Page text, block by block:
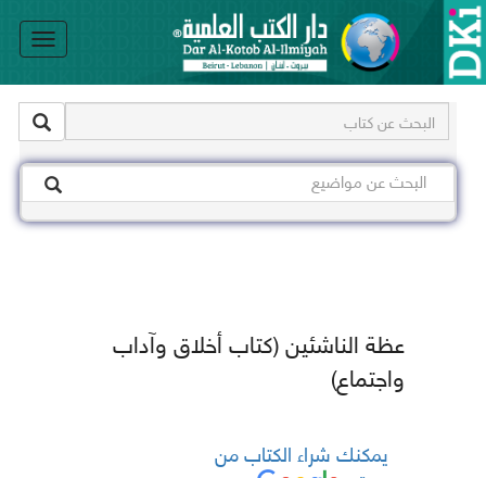
عظة الناشئين (كتاب أخلاق وآداب
واجتماع)
يمكنك شراء الكتاب من